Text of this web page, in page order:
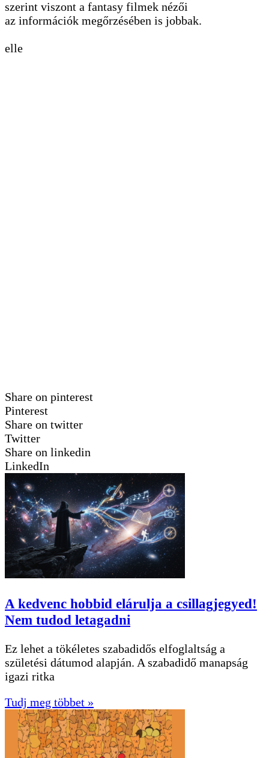
szerint viszont a fantasy filmek nézői
az információk megőrzésében is jobbak.
elle
Share on pinterest
Pinterest
Share on twitter
Twitter
Share on linkedin
LinkedIn
A kedvenc hobbid elárulja a csillagjegyed!
Nem tudod letagadni
Ez lehet a tökéletes szabadidős elfoglaltság a
születési dátumod alapján. A szabadidő manapság
igazi ritka
Tudj meg többet »